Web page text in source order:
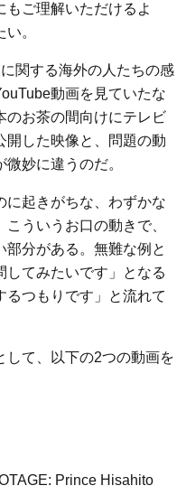
もご理解いただけるよ
。
関する海外の人たちの感
動画を見ていたな
のお茶の間向けにテレビ
開した映像と、問題の動
妙に違うのだ。
に起きがちな、わずかな
ういうお口の動きで、
分がある。無難な例と
してみたいです」となる
るつもりです」と流れて
して、以下の2つの動画を
Prince Hisahito